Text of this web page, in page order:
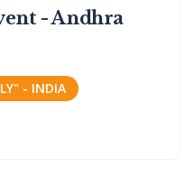
- Andhra
- INDIA